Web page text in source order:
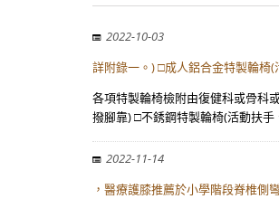
2022-10-03
詳附錄一。) □成人鋁合金特製輪椅
各項特製輪椅檢附由復健科或骨科
撥腳靠) □不銹鋼特製輪椅(活動扶
2022-11-14
，醫療護膝推薦於小學階段脊椎側